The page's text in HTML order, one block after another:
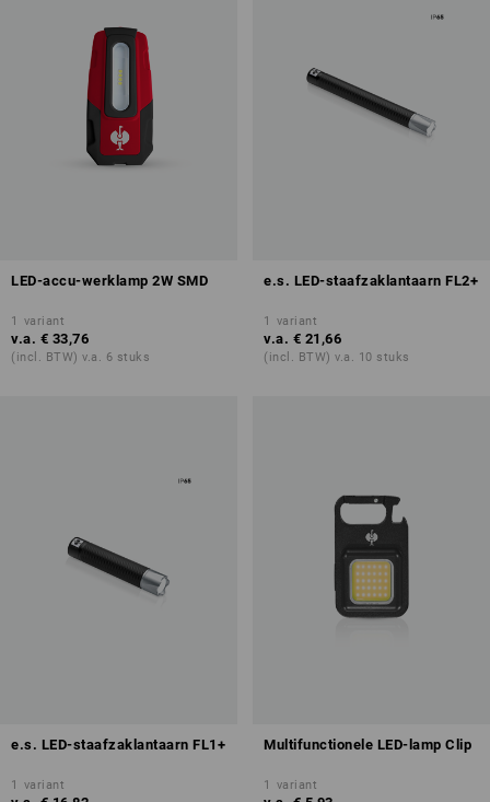
LED-accu-werklamp 2W SMD
1 variant
v.a. € 33,76
(incl. BTW) v.a. 6 stuks
e.s. LED-staafzaklantaarn FL2+
1 variant
v.a. € 21,66
(incl. BTW) v.a. 10 stuks
e.s. LED-staafzaklantaarn FL1+
1 variant
Multifunctionele LED-lamp Clip
1 variant